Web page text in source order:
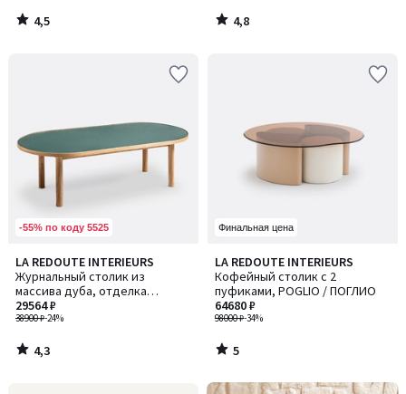
4,5
/
4,8
/
-55% по коду 5525
LA REDOUTE INTERIEURS
Журнальный столик из
массива дуба, отделка
шпоном и стеклом, Evergreen /
Эвергрин
38900 ₽-24%
29564 ₽
4,3
/ 5
4,3
/
Финальная цена
LA REDOUTE INTERIEURS
Кофейный столик с 2
пуфиками, POGLIO / ПОГЛИО
98000 ₽-34%
64680 ₽
5
/
5
5
/
Ближе,